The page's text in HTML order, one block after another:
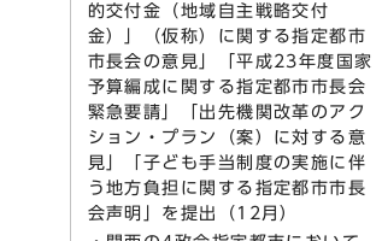
的交付金（地域自主戦略交付
金）」（仮称）に関する指定都市
市長会の意見」「平成23年度国家
予算編成に関する指定都市市長会
緊急要請」「出先機関改革のアク
ション・プラン（案）に対する意
見」「子ども手当制度の実施に伴
う地方負担に関する指定都市市長
会声明」を提出（12月）